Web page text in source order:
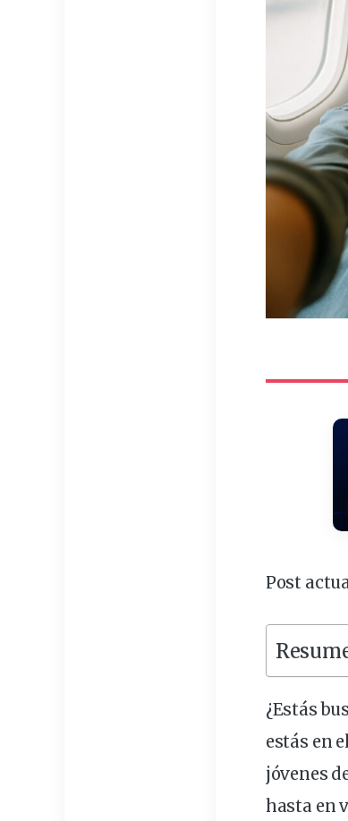
Post
¿Estás
estás en
jóvenes
hasta en